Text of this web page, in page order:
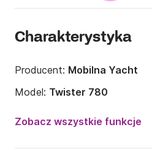
Charakterystyka
Producent: Mobilna Yacht
Model: Twister 780
Zobacz wszystkie funkcje